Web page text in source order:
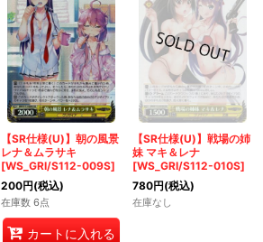
【SR仕様(U)】朝の風景
レナ＆ムラサキ
[WS_GRI/S112-009S]
200円(税込)
在庫数 6点
カートに入れる
【SR仕様(U)】戦場の姉
妹 マキ＆レナ
[WS_GRI/S112-010S]
780円(税込)
在庫なし